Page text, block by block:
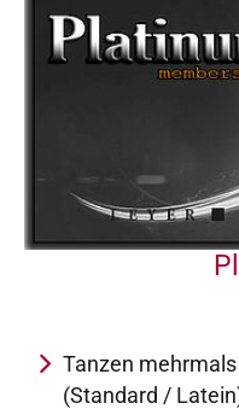
Tanzen
(Standard /